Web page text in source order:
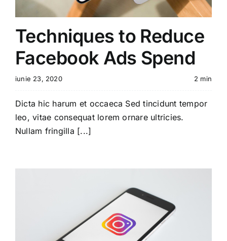
Techniques to Reduce
Facebook Ads Spend
iunie 23, 2020 2 min
Dicta hic harum et occaeca Sed tincidunt tempor
leo, vitae consequat lorem ornare ultricies.
Nullam fringilla [...]